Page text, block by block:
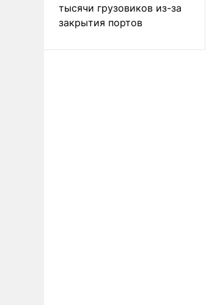
тысячи грузовиков из-за
закрытия портов